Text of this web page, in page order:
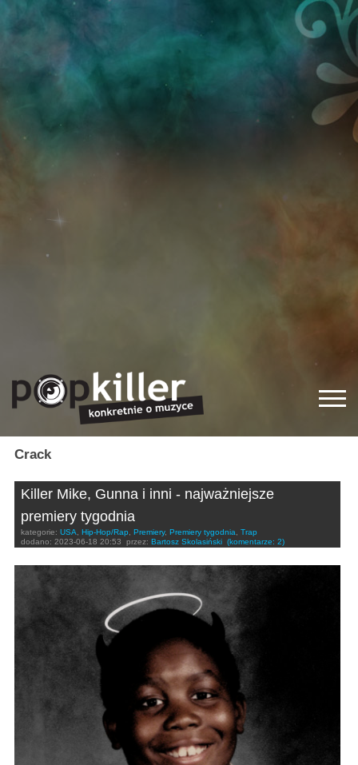
Crack
Killer Mike, Gunna i inni - najważniejsze
premiery tygodnia
kategorie: USA, Hip-Hop/Rap, Premiery, Premiery tygodnia, Trap
dodano: 2023-06-18 20:53 przez: Bartosz Skolasiński (komentarze: 2)